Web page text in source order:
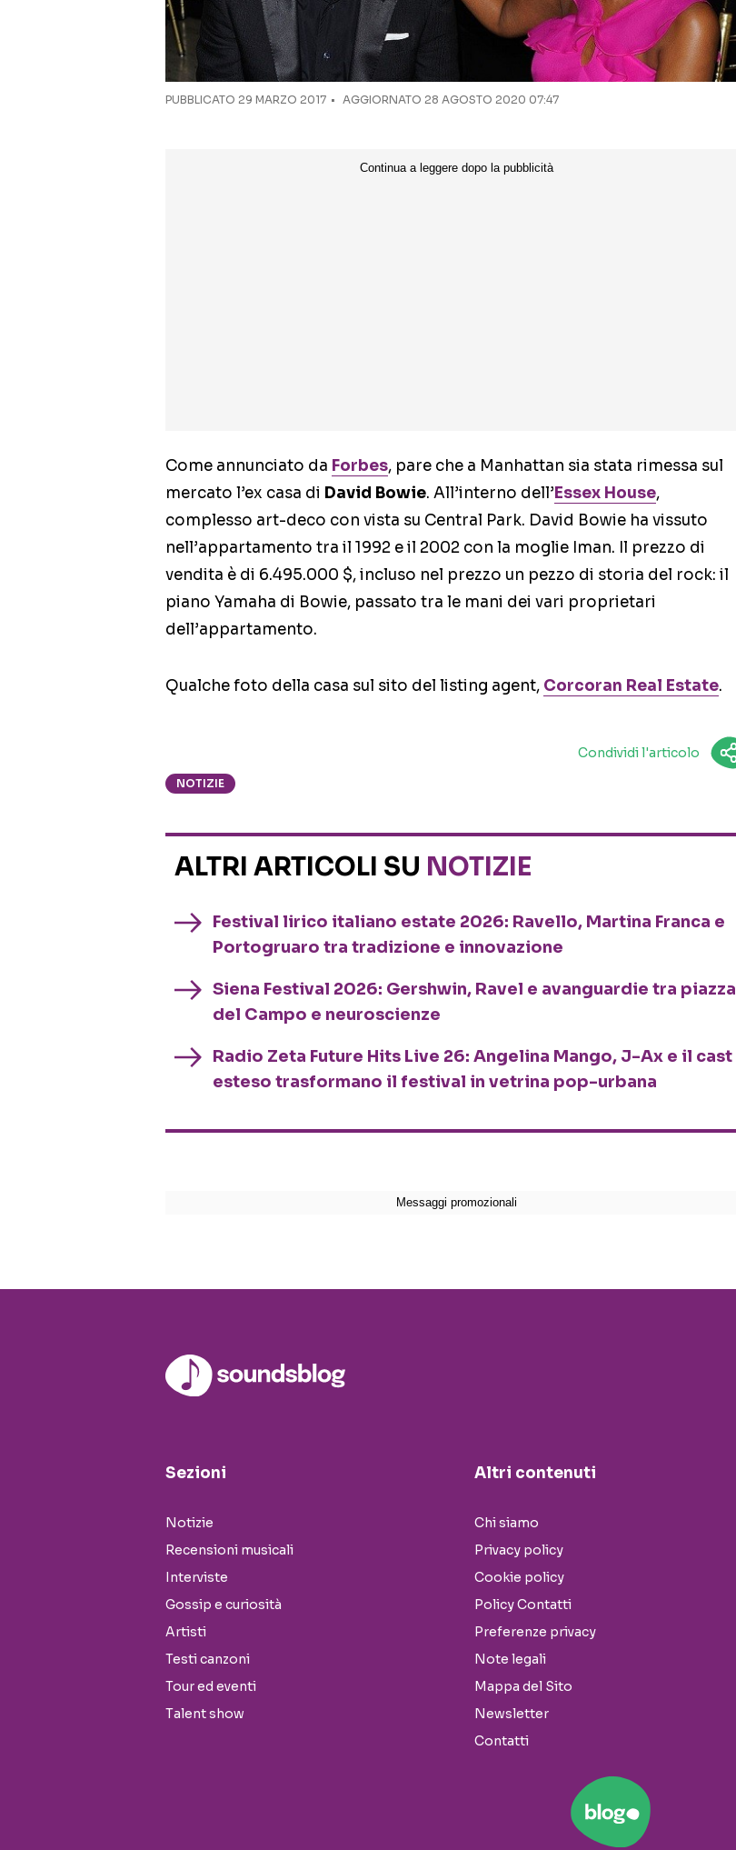
PUBBLICATO 29 MARZO 2017 AGGIORNATO 28 AGOSTO 2020 07:47
Come annunciato da Forbes, pare che a Manhattan sia stata rimessa sul
mercato l’ex casa di David Bowie. All’interno dell’Essex House,
complesso art-deco con vista su Central Park. David Bowie ha vissuto
nell’appartamento tra il 1992 e il 2002 con la moglie Iman. Il prezzo di
vendita è di 6.495.000 $, incluso nel prezzo un pezzo di storia del rock: il
piano Yamaha di Bowie, passato tra le mani dei vari proprietari
dell’appartamento.
Qualche foto della casa sul sito del listing agent, Corcoran Real Estate.
Condividi l'articolo
NOTIZIE
ALTRI ARTICOLI SU NOTIZIE
Festival lirico italiano estate 2026: Ravello, Martina Franca e
Portogruaro tra tradizione e innovazione
Siena Festival 2026: Gershwin, Ravel e avanguardie tra piazza
del Campo e neuroscienze
Radio Zeta Future Hits Live 26: Angelina Mango, J-Ax e il cast
esteso trasformano il festival in vetrina pop-urbana
Sezioni
Notizie
Recensioni musicali
Interviste
Gossip e curiosità
Artisti
Testi canzoni
Tour ed eventi
Talent show
Altri contenuti
Chi siamo
Privacy policy
Cookie policy
Policy Contatti
Preferenze privacy
Note legali
Mappa del Sito
Newsletter
Contatti